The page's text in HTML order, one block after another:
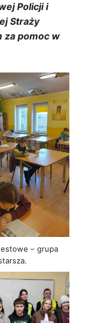
Policji i
Straży
za pomoc w
– grupa